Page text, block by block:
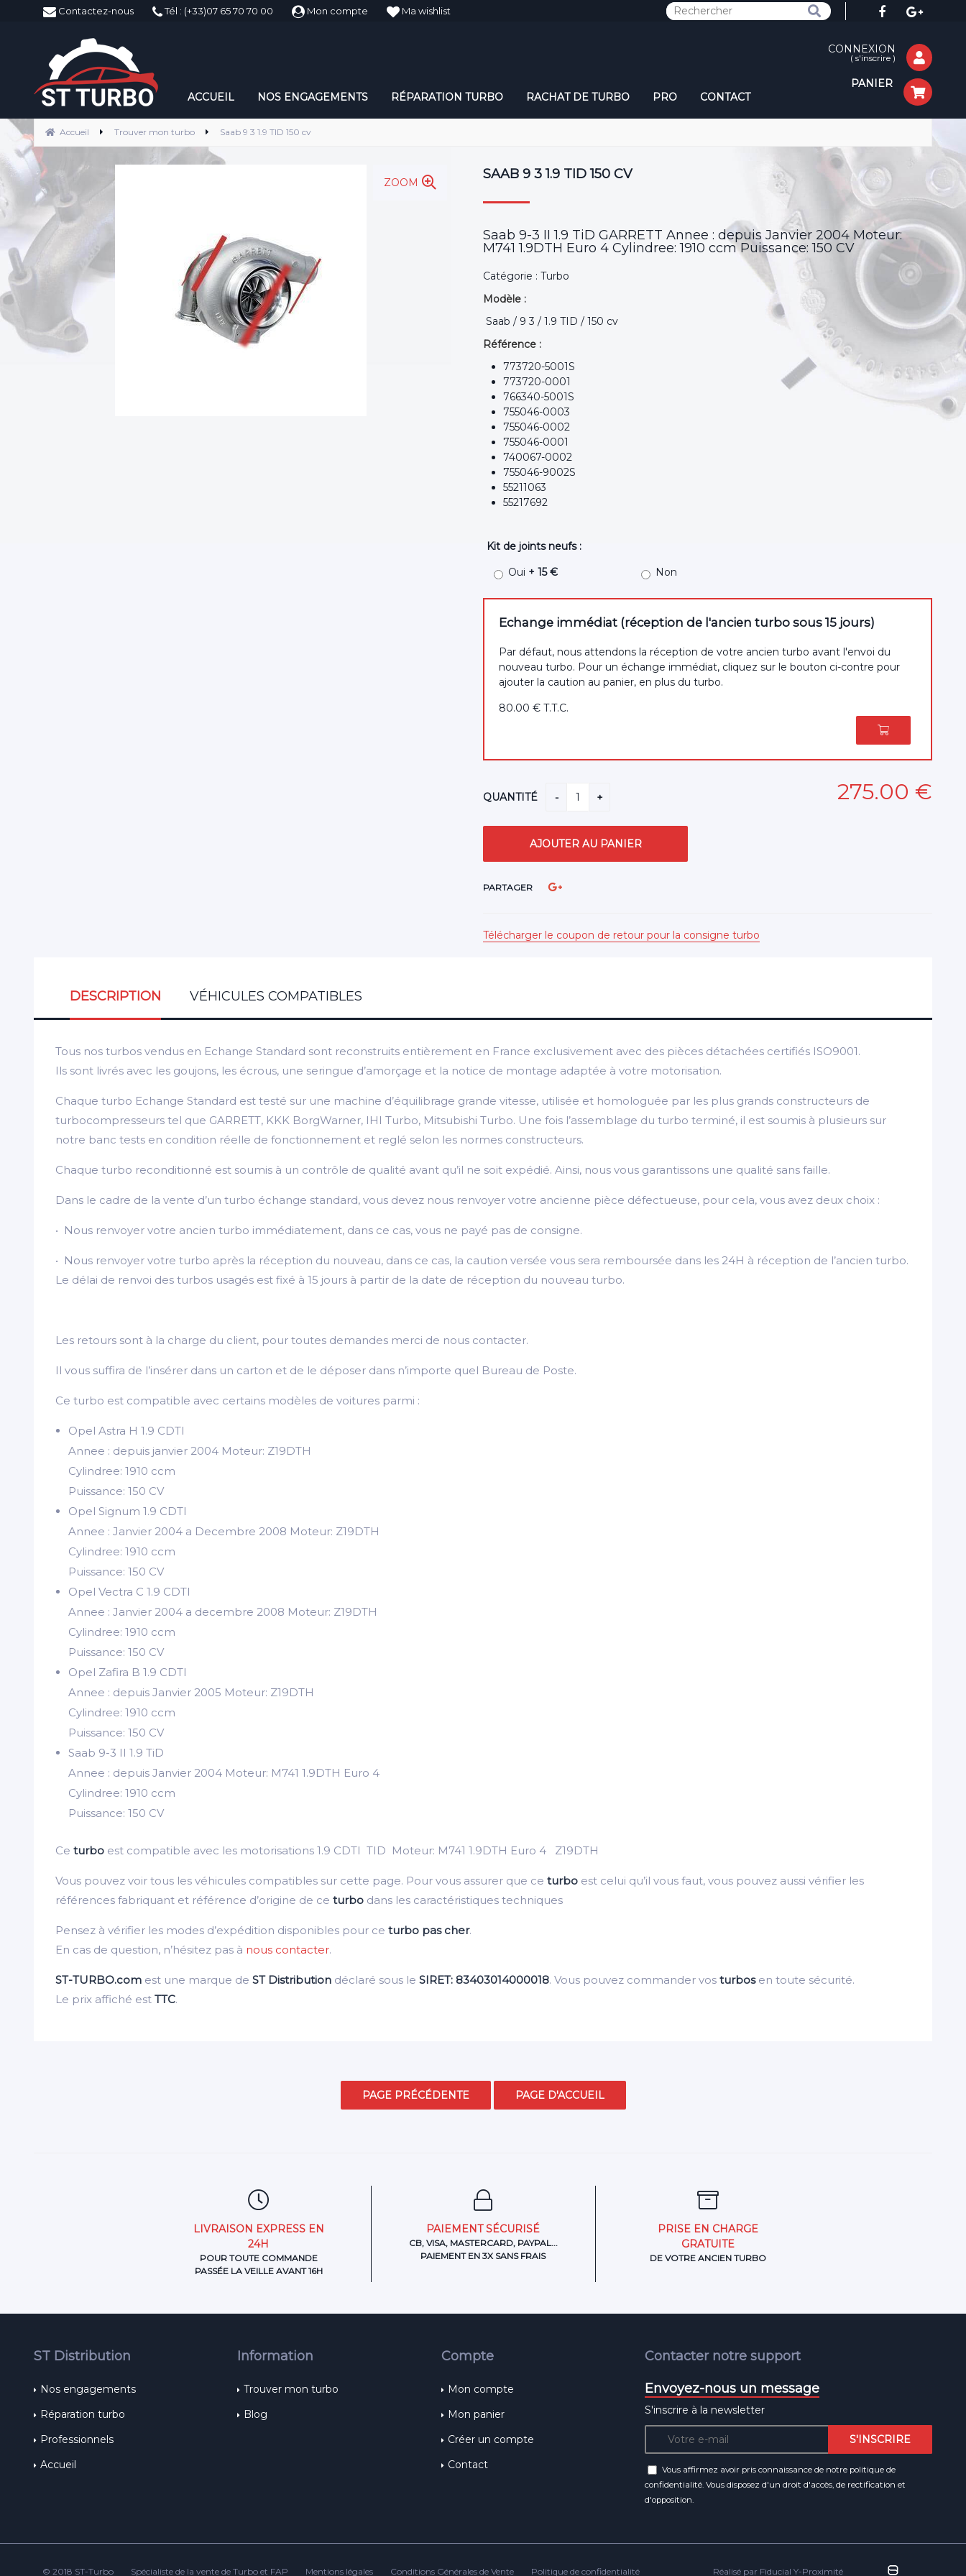
ST-Turbo
CONNEXION
( s'inscrire )
PANIER
ACCUEIL
NOS ENGAGEMENTS RÉPARATION TURBO RACHAT DE TURBO PRO CONTACT
Accueil Trouver mon turbo Saab 9 3 1.9 TID 150 cv
ZOOM
SAAB 9 3 1.9 TID 150 CV
Saab 9-3 II 1.9 TiD GARRETT Annee : depuis Janvier 2004 Moteur:
M741 1.9DTH Euro 4 Cylindree: 1910 ccm Puissance: 150 CV
Catégorie : Turbo
Modèle :
Saab / 9 3 / 1.9 TID / 150 cv
Référence :
773720-5001S
773720-0001
766340-5001S
755046-0003
755046-0002
755046-0001
740067-0002
755046-9002S
55211063
55217692
Kit de joints neufs :
Oui + 15 € Non
Echange immédiat (réception de l'ancien turbo sous 15 jours)
Par défaut, nous attendons la réception de votre ancien turbo avant l'envoi du
nouveau turbo. Pour un échange immédiat, cliquez sur le bouton ci-contre pour
ajouter la caution au panier, en plus du turbo.
80.00 € T.T.C.
275.00 €
QUANTITÉ
PARTAGER
Télécharger le coupon de retour pour la consigne turbo
DESCRIPTION VÉHICULES COMPATIBLES
Tous nos turbos vendus en Echange Standard sont reconstruits entièrement en France exclusivement avec des pièces détachées certifiés ISO9001.
Ils sont livrés avec les goujons, les écrous, une seringue d’amorçage et la notice de montage adaptée à votre motorisation.
Chaque turbo Echange Standard est testé sur une machine d’équilibrage grande vitesse, utilisée et homologuée par les plus grands constructeurs de
turbocompresseurs tel que GARRETT, KKK BorgWarner, IHI Turbo, Mitsubishi Turbo. Une fois l’assemblage du turbo terminé, il est soumis à plusieurs sur
notre banc tests en condition réelle de fonctionnement et reglé selon les normes constructeurs.
Chaque turbo reconditionné est soumis à un contrôle de qualité avant qu’il ne soit expédié. Ainsi, nous vous garantissons une qualité sans faille.
Dans le cadre de la vente d’un turbo échange standard, vous devez nous renvoyer votre ancienne pièce défectueuse, pour cela, vous avez deux choix :
• Nous renvoyer votre ancien turbo immédiatement, dans ce cas, vous ne payé pas de consigne.
• Nous renvoyer votre turbo après la réception du nouveau, dans ce cas, la caution versée vous sera remboursée dans les 24H à réception de l’ancien turbo.
Le délai de renvoi des turbos usagés est fixé à 15 jours à partir de la date de réception du nouveau turbo.
Les retours sont à la charge du client, pour toutes demandes merci de nous contacter.
Il vous suffira de l’insérer dans un carton et de le déposer dans n’importe quel Bureau de Poste.
Ce turbo est compatible avec certains modèles de voitures parmi :
Opel Astra H 1.9 CDTI
Annee : depuis janvier 2004 Moteur: Z19DTH
Cylindree: 1910 ccm
Puissance: 150 CV
Opel Signum 1.9 CDTI
Annee : Janvier 2004 a Decembre 2008 Moteur: Z19DTH
Cylindree: 1910 ccm
Puissance: 150 CV
Opel Vectra C 1.9 CDTI
Annee : Janvier 2004 a decembre 2008 Moteur: Z19DTH
Cylindree: 1910 ccm
Puissance: 150 CV
Opel Zafira B 1.9 CDTI
Annee : depuis Janvier 2005 Moteur: Z19DTH
Cylindree: 1910 ccm
Puissance: 150 CV
Saab 9-3 II 1.9 TiD
Annee : depuis Janvier 2004 Moteur: M741 1.9DTH Euro 4
Cylindree: 1910 ccm
Puissance: 150 CV
Ce turbo est compatible avec les motorisations 1.9 CDTI TID Moteur: M741 1.9DTH Euro 4 Z19DTH
Vous pouvez voir tous les véhicules compatibles sur cette page. Pour vous assurer que ce turbo est celui qu’il vous faut, vous pouvez aussi vérifier les
références fabriquant et référence d’origine de ce turbo dans les caractéristiques techniques
Pensez à vérifier les modes d’expédition disponibles pour ce turbo pas cher.
En cas de question, n’hésitez pas à nous contacter.
ST-TURBO.com est une marque de ST Distribution déclaré sous le SIRET: 83403014000018. Vous pouvez commander vos turbosen toute sécurité.
Le prix affiché est TTC.
Contactez-nous Tél : (+33)07 65 70 70 00 Mon compte Ma wishlist
LIVRAISON EXPRESS EN
24H
POUR TOUTE COMMANDE
PASSÉE LA VEILLE AVANT 16H
PAIEMENT SÉCURISÉ
CB, VISA, MASTERCARD, PAYPAL...
PAIEMENT EN 3X SANS FRAIS
PRISE EN CHARGE
GRATUITE
DE VOTRE ANCIEN TURBO
Contacter notre support
Envoyez-nous un message
S'inscrire à la newsletter
Vous affirmez avoir pris connaissance de notre politique de
confidentialité. Vous disposez d'un droit d'accès, de rectification et
d'opposition.
ST Distribution
Nos engagements
Réparation turbo
Professionnels
Accueil
Information
Trouver mon turbo
Blog
Compte
Mon compte
Mon panier
Créer un compte
Contact
Réalisé par Fiducial Y-Proximité
© 2018 ST-Turbo Spécialiste de la vente de Turbo et FAP Mentions légales Conditions Générales de Vente Politique de confidentialité